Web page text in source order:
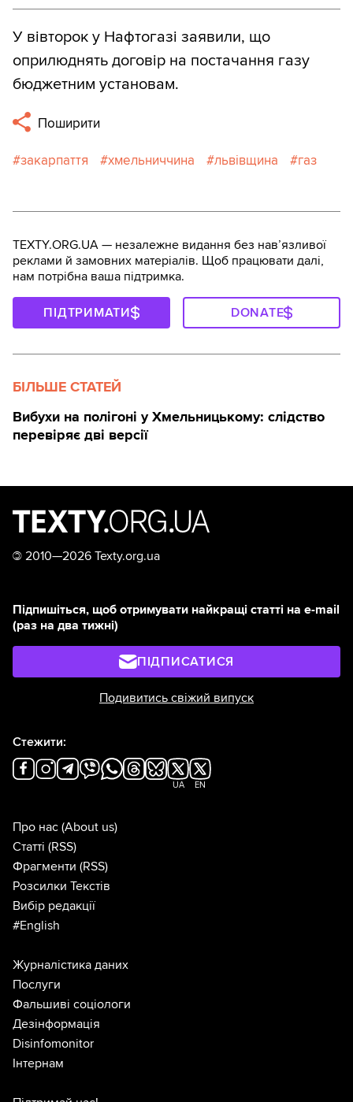
У вівторок у Нафтогазі заявили, що
оприлюднять договір на постачання газу
бюджетним установам.
Поширити
закарпаття хмельниччина львівщина газ
TEXTY.ORG.UA — незалежне видання без навʼязливої
реклами й замовних матеріалів. Щоб працювати далі,
нам потрібна ваша підтримка.
ПІДТРИМАТИ DONATE
БІЛЬШЕ СТАТЕЙ
Вибухи на полігоні у Хмельницькому: слідство
перевіряє дві версії
© 2010—2026 Texty.org.ua
Підпишіться, щоб отримувати найкращі статті на e-mail
(раз на два тижні)
ПІДПИСАТИСЯ
Подивитись свіжий випуск
Стежити:
UA EN
Про нас (About us)
Статті (RSS)
Фрагменти (RSS)
Розсилки Текстів
Вибір редакції
#English
Журналістика даних
Послуги
Фальшиві соціологи
Дезінформація
Disinfomonitor
Інтернам